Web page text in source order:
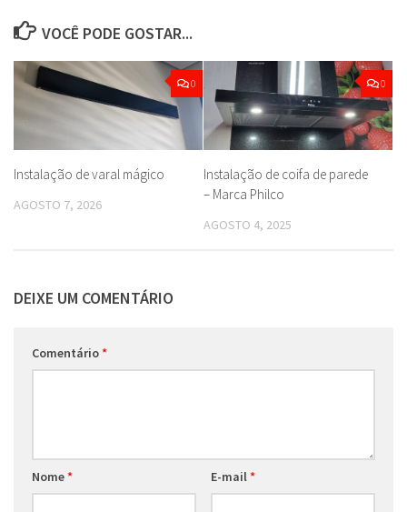
VOCÊ PODE GOSTAR...
0
Instalação de varal mágico
AGOSTO 7, 2026
0
Instalação de coifa de parede
– Marca Philco
AGOSTO 4, 2025
DEIXE UM COMENTÁRIO
Comentário*
Nome* E-mail *